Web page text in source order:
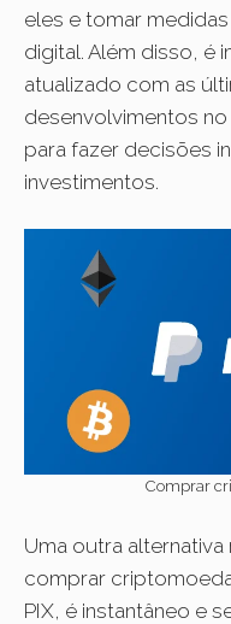
eles e tomar
digital. Além disso, é
atualizado com as
desenvolvimentos
para fazer decisões
investimentos.
Comprar
Uma outra alternativa
comprar
PIX, é instantâneo e